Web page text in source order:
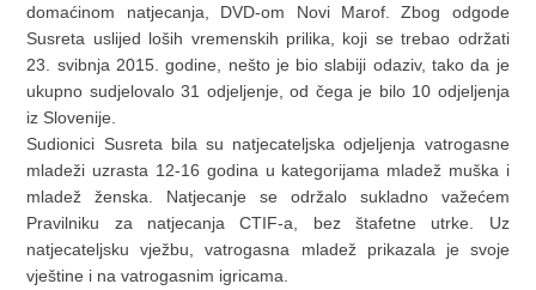
domaćinom natjecanja, DVD-om Novi Marof. Zbog odgode
Susreta uslijed loših vremenskih prilika, koji se trebao održati
23. svibnja 2015. godine, nešto je bio slabiji odaziv, tako da je
ukupno sudjelovalo 31 odjeljenje, od čega je bilo 10 odjeljenja
iz Slovenije.
Sudionici Susreta bila su natjecateljska odjeljenja vatrogasne
mladeži uzrasta 12-16 godina u kategorijama mladež muška i
mladež ženska. Natjecanje se održalo sukladno važećem
Pravilniku za natjecanja CTIF-a, bez štafetne utrke. Uz
natjecateljsku vježbu, vatrogasna mladež prikazala je svoje
vještine i na vatrogasnim igricama.